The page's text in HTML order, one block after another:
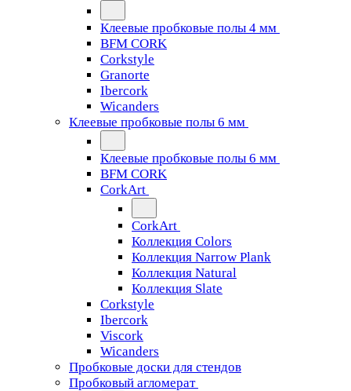
Клеевые пробковые полы 4 мм
BFM CORK
Corkstyle
Granorte
Ibercork
Wicanders
Клеевые пробковые полы 6 мм
Клеевые пробковые полы 6 мм
BFM CORK
CorkArt
CorkArt
Коллекция Colors
Коллекция Narrow Plank
Коллекция Natural
Коллекция Slate
Corkstyle
Ibercork
Viscork
Wicanders
Пробковые доски для стендов
Пробковый агломерат